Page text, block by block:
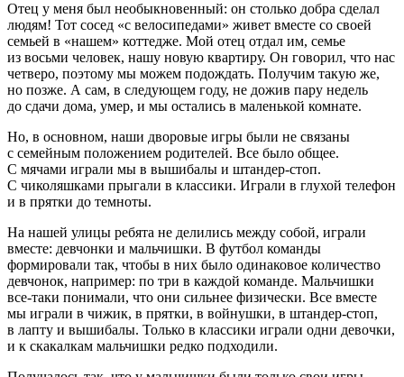
Отец у меня был необыкновенный: он столько добра сделал
людям! Тот сосед «с велосипедами» живет вместе со своей
семьей в «нашем» коттедже. Мой отец отдал им, семье
из восьми человек, нашу новую квартиру. Он говорил, что нас
четверо, поэтому мы можем подождать. Получим такую же,
но позже. А сам, в следующем году, не дожив пару недель
до сдачи дома, умер, и мы остались в маленькой комнате.
Но, в основном, наши дворовые игры были не связаны
с семейным положением родителей. Все было общее.
С мячами играли мы в вышибалы и штандер-стоп.
С чиколяшками прыгали в классики. Играли в глухой телефон
и в прятки до темноты.
На нашей улицы ребята не делились между собой, играли
вместе: девчонки и мальчишки. В футбол команды
формировали так, чтобы в них было одинаковое количество
девчонок, например: по три в каждой команде. Мальчишки
все-таки понимали, что они сильнее физически. Все вместе
мы играли в чижик, в прятки, в войнушки, в штандер-стоп,
в лапту и вышибалы. Только в классики играли одни девочки,
и к скакалкам мальчишки редко подходили.